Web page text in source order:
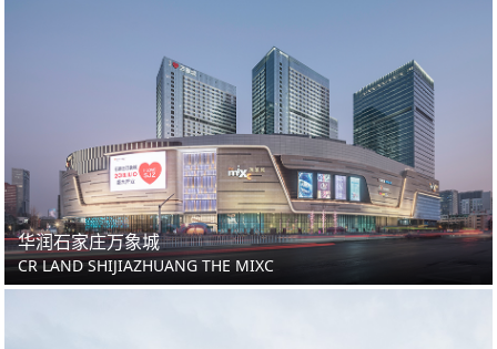
华润石家庄万象城
CR LAND SHIJIAZHUANG THE MIXC